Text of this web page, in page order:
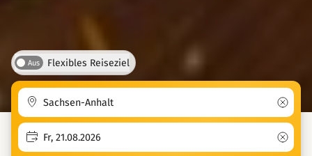
Aus Flexibles Reiseziel